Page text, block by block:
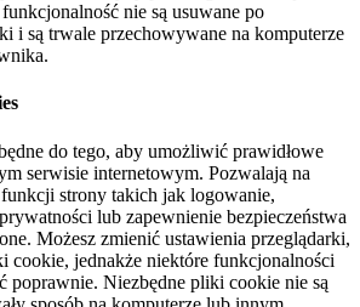
nie są usuwane po
i są trwale przechowywane na komputerze
do tego, aby umożliwić prawidłowe
serwisie internetowym. Pozwalają na
funkcji strony takich jak logowanie,
lub zapewnienie bezpieczeństwa
Możesz zmienić ustawienia przeglądarki,
cookie, jednakże niektóre funkcjonalności
poprawnie. Niezbędne pliki cookie nie są